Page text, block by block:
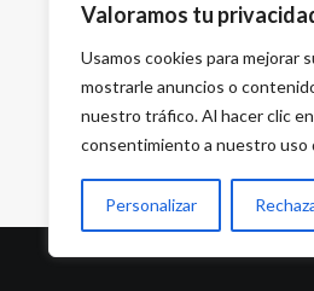
Valoramos tu
Usamos cookies para mejorar
mostrarle anuncios o
nuestro tráfico. Al hacer clic
consentimiento a nuestro uso
Personalizar